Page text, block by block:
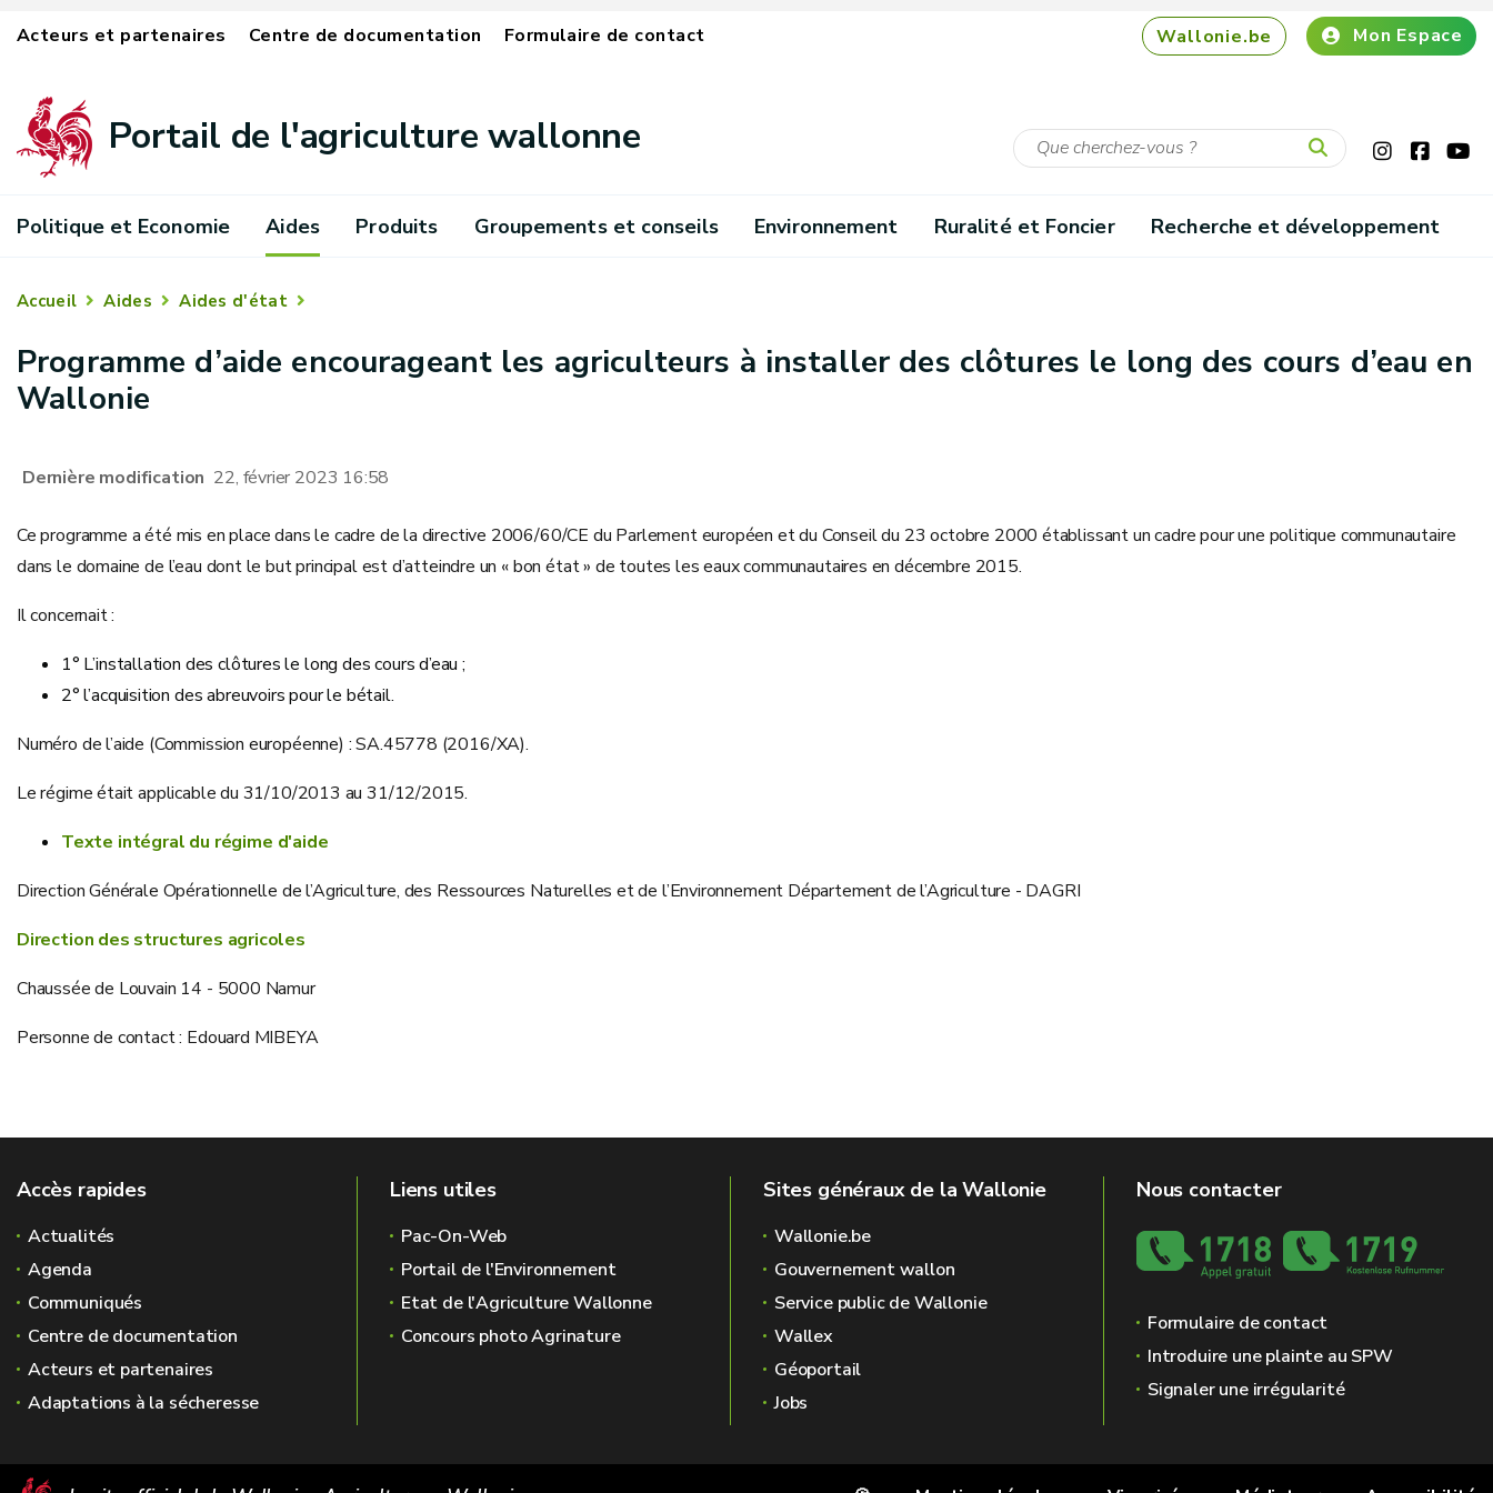
Acteurs et partenaires Centre de documentation Formulaire de contact Wallonie.be Mon Espace
Portail de l'agriculture wallonne
Politique et Economie Aides Produits Groupements et conseils Environnement Ruralité et Foncier Recherche et développement
Accueil Aides Aides d'état
Programme d’aide encourageant les agriculteurs à installer des clôtures le long des cours d’eau en
Wallonie
Dernière modification 22, février 2023 16:58
Ce programme a été mis en place dans le cadre de la directive 2006/60/CE du Parlement européen et du Conseil du 23 octobre 2000 établissant un cadre pour une politique communautaire
dans le domaine de l’eau dont le but principal est d’atteindre un « bon état » de toutes les eaux communautaires en décembre 2015.
Il concernait :
1° L’installation des clôtures le long des cours d’eau ;
2° l’acquisition des abreuvoirs pour le bétail.
Numéro de l’aide (Commission européenne) : SA.45778 (2016/XA).
Le régime était applicable du 31/10/2013 au 31/12/2015.
Texte intégral du régime d'aide
Direction Générale Opérationnelle de l’Agriculture, des Ressources Naturelles et de l’Environnement Département de l’Agriculture - DAGRI
Direction des structures agricoles
Chaussée de Louvain 14 - 5000 Namur
Personne de contact : Edouard MIBEYA
Accès rapides
Actualités
Agenda
Communiqués
Centre de documentation
Acteurs et partenaires
Adaptations à la sécheresse
Liens utiles
Pac-On-Web
Portail de l'Environnement
Etat de l'Agriculture Wallonne
Concours photo Agrinature
Sites généraux de la Wallonie
Wallonie.be
Gouvernement wallon
Service public de Wallonie
Wallex
Géoportail
Jobs
Nous contacter
Formulaire de contact
Introduire une plainte au SPW
Signaler une irrégularité